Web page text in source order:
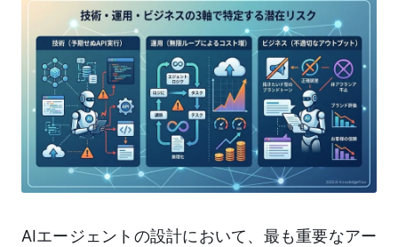
AIエージェントの設計において、最も重要なアー